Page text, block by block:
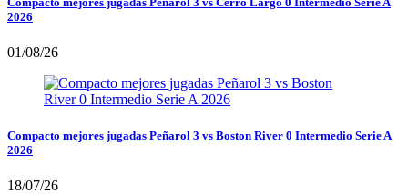
2026
01/08/26
Compacto mejores jugadas Peñarol 3 vs Boston River 0 Intermedio Serie A
2026
18/07/26